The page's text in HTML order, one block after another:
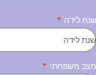
לידה
משפחתי